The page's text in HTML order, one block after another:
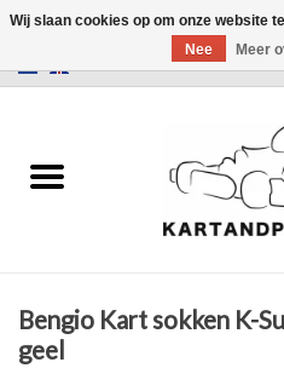
Sale
Kart Onderdelen
Bengio Kart sokken K-
geel
Wij slaan cookies op om onze website
Nee
Meer